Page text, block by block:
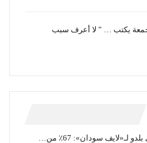
يكتب … ” لا أعرف سبب
لـ«لايف سودان»: 67٪ من…